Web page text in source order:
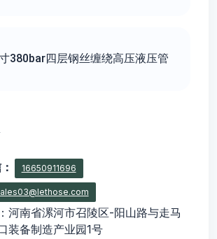
380bar四层钢丝缠绕高压液压管
16650911696
河南省漯河市召陵区-阳山路与走马
装备制造产业园1号